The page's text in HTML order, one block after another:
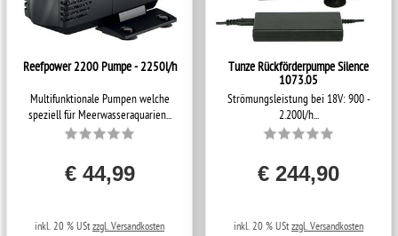
Reefpower 2200 Pumpe - 2250l/h
Multifunktionale Pumpen welche
speziell für Meerwasseraquarien...
€ 44,99
inkl. 20 % USt zzgl. Versandkosten
Tunze Rückförderpumpe Silence
1073.05
Strömungsleistung bei 18V: 900 -
2.200l/h...
€ 244,90
inkl. 20 % USt zzgl. Versandkosten